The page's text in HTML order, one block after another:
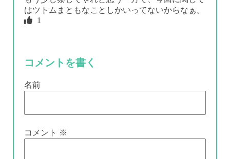
はツトムまともなことしかいってないからなぁ。
1
コメントを書く
名前
コメント ※